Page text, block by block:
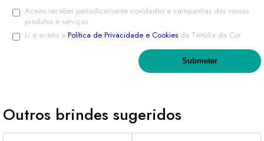
Aceito receber periodicamente novidades e campanhas dos vossos
produtos e serviços.
Li e aceito a Política de Privacidade e Cookies da Tertúlia da Cor
Outros brindes sugeridos